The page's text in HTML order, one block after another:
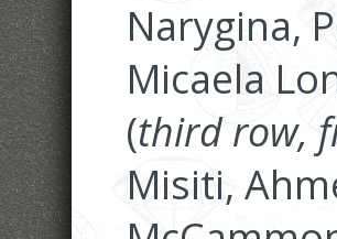
Narygina,
Micaela
(third row,
Misiti,